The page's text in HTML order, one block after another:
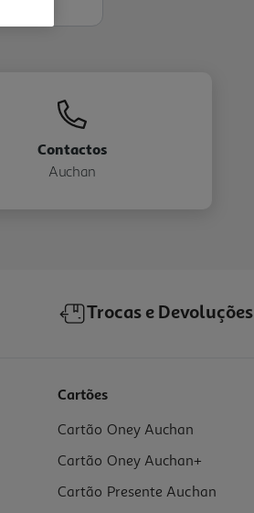
Contactos
Auchan
Trocas e Devoluções
Cartões
Cartão Oney Auchan
Cartão Oney Auchan+
Cartão Presente Auchan